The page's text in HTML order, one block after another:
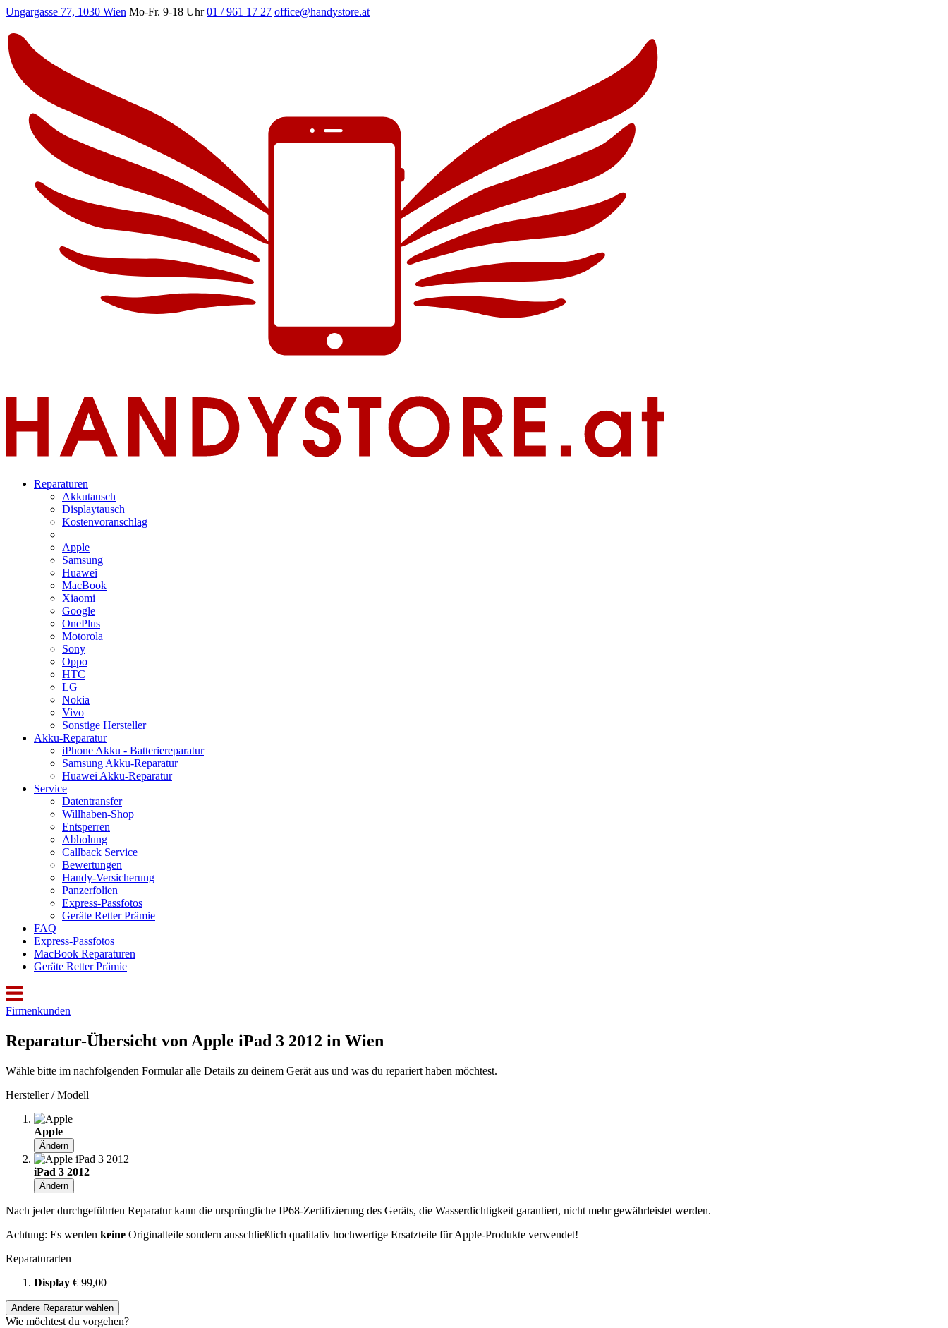
Ungargasse 77, 1030 Wien Mo-Fr. 9-18 Uhr 01 / 961 17 27 office@handystore.at
Reparaturen
Akkutausch
Displaytausch
Kostenvoranschlag
Apple
Samsung
Huawei
MacBook
Xiaomi
Google
OnePlus
Motorola
Sony
Oppo
HTC
LG
Nokia
Vivo
Sonstige Hersteller
Akku-Reparatur
iPhone Akku - Batteriereparatur
Samsung Akku-Reparatur
Huawei Akku-Reparatur
Service
Datentransfer
Willhaben-Shop
Entsperren
Abholung
Callback Service
Bewertungen
Handy-Versicherung
Panzerfolien
Express-Passfotos
Geräte Retter Prämie
FAQ
Express-Passfotos
MacBook Reparaturen
Geräte Retter Prämie
Firmenkunden
Reparatur-Übersicht von Apple iPad 3 2012 in Wien
Wähle bitte im nachfolgenden Formular alle Details zu deinem Gerät aus und was du repariert haben möchtest.
Hersteller / Modell
Apple
Ändern
iPad 3 2012
Ändern
Nach jeder durchgeführten Reparatur kann die ursprüngliche IP68-Zertifizierung des Geräts, die Wasserdichtigkeit garantiert, nicht mehr gewährleistet werden.
Achtung: Es werden keine Originalteile sondern ausschließlich qualitativ hochwertige Ersatzteile für Apple-Produkte verwendet!
Reparaturarten
Display € 99,00
Andere Reparatur wählen
Wie möchtest du vorgehen?